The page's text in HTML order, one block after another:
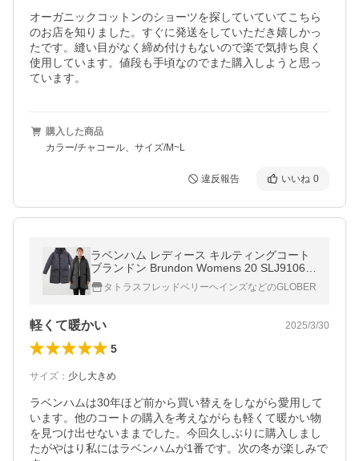
オーガニックコットンのショーツを探していていてこちら
のお店を知りました。すぐに発送をしていただき嬉しかっ
たです。縫い目がなく締め付けもないので楽で気持ち良く
使用しています。値段も手頃なのでまた購入しようと思っ
ています。
購入した商品
カラー/チャコール、サイズ/M~L
違反報告 いいね 0
ラベンハム レディース キルティングコート
ブランドン Brundon Womens 20 SLJ9106 L
avenham ウィメンズ キルティング コート
ジャケット
タトラスフレッドペリーヘインズなどのGLOBER
軽くて暖かい 2025/3/30
5
サイズ ： 少し大きめ
ラベンハムは30年ほど前から買い替えをしながら愛用して
います。他のコートの購入を考えながらも軽くて暖かい物
を見つけ出せないままでした。今回久しぶりに購入しまし
たがやはり私にはラベンハムが1番です。次の冬が楽しみで